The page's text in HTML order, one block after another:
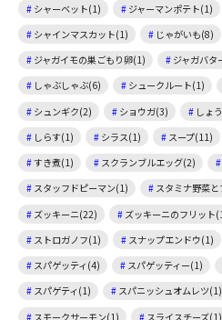
シャーベット(1)
ジャーマンポテト(1)
シャインマスカット(1)
じゃがいも(8)
ジャガイモの巣ごもり卵(1)
ジャガバタ
しゃぶしゃぶ(6)
シュークルート(1)
シュンギク(2)
ショウガ(3) しょ
しらす(1)
シラス(1) スープ(11)
すき煮(1)
スクランブルエッグ(2)
スタッフドピーマン(1)
スタミナ野菜
ズッキーニ(22)
ズッキーニのフリット
ストロガノフ(1)
スナップエンドウ(1)
スパゲッティ(4)
スパゲッティー(1)
スパゲティ(1)
スパニッシュオムレツ(1)
スモークサーモン(1)
スライスチーズ(1)